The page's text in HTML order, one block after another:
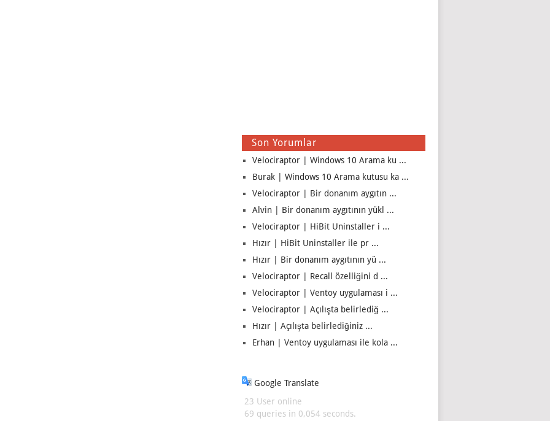
Son Yorumlar
Velociraptor | Windows 10 Arama ku ...
Burak | Windows 10 Arama kutusu ka ...
Velociraptor | Bir donanım aygıtın ...
Alvin | Bir donanım aygıtının yükl ...
Velociraptor | HiBit Uninstaller i ...
Hızır | HiBit Uninstaller ile pr ...
Hızır | Bir donanım aygıtının yü ...
Velociraptor | Recall özelliğini d ...
Velociraptor | Ventoy uygulaması i ...
Velociraptor | Açılışta belirlediğ ...
Hızır | Açılışta belirlediğiniz ...
Erhan | Ventoy uygulaması ile kola ...
Google Translate
23 User online
69 queries in 0,054 seconds.